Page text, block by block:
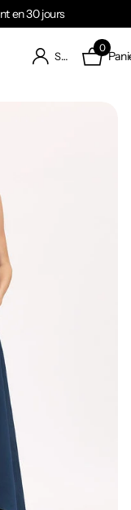
en 30 jours
S'identifier
0